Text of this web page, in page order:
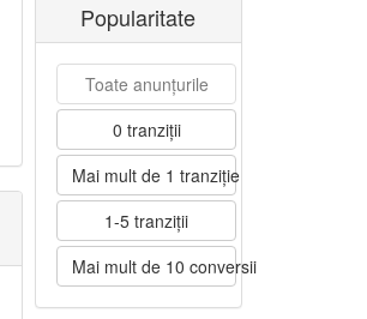
Popularitate
Toate anunțurile
0 tranziții
Mai mult de 1 tranziție
1-5 tranziții
Mai mult de 10 conversii